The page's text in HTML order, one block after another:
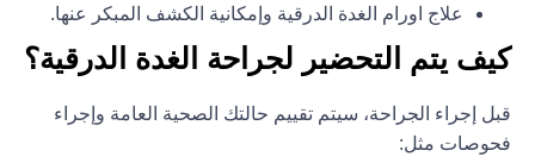
علاج اورام الغدة الدرقية وإمكانية الكشف المبكر عنها.
كيف يتم التحضير لجراحة الغدة الدرقية؟
قبل إجراء الجراحة، سيتم تقييم حالتك الصحية العامة وإجراء
فحوصات مثل: